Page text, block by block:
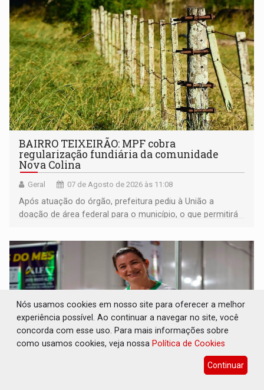
BAIRRO TEIXEIRÃO: MPF cobra
regularização fundiária da comunidade
Nova Colina
Geral 07 de Agosto de 2026 às 11:08
Após atuação do órgão, prefeitura pediu à União a
doação de área federal para o município, o que permitirá
Nós usamos cookies em nosso site para oferecer a melhor
experiência possível. Ao continuar a navegar no site, você
concorda com esse uso. Para mais informações sobre
como usamos cookies, veja nossa Política de Cookies
Continuar